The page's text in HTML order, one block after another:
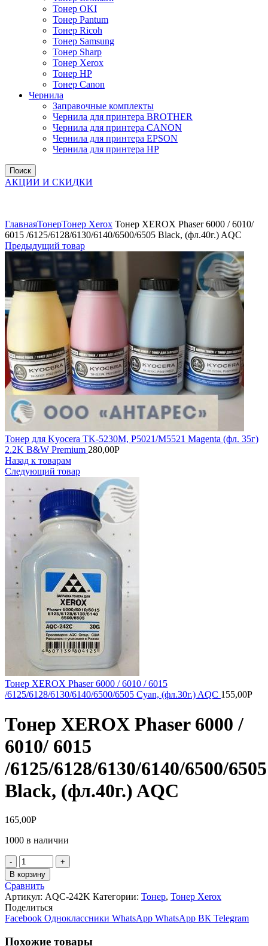
Тонер OKI
Тонер Pantum
Тонер Ricoh
Тонер Samsung
Тонер Sharp
Тонер Xerox
Тонер НР
Тонер Саnon
Чернила
Заправочные комплекты
Чернила для принтера BROTHER
Чернила для принтера CANON
Чернила для принтера EPSON
Чернила для принтера HP
Поиск
АКЦИИ И СКИДКИ
ГлавнаяТонерТонер Xerox Тонер XEROX Phaser 6000 / 6010/
6015 /6125/6128/6130/6140/6500/6505 Black, (фл.40г.) AQC
Предыдущий товар
Тонер для Kyocera TK-5230M, P5021/M5521 Magenta (фл. 35г)
2.2K B&W Premium 280,00Р
Назад к товарам
Следующий товар
Тонер XEROX Phaser 6000 / 6010 / 6015
/6125/6128/6130/6140/6500/6505 Cyan, (фл.30г.) AQC 155,00Р
Тонер XEROX Phaser 6000 /
6010/ 6015
/6125/6128/6130/6140/6500/6505
Black, (фл.40г.) AQC
165,00Р
1000 в наличии
Количество
товара
Тонер
XEROX
Phaser
6000
/
В корзину
Сравнить
Артикул: AQC-242K Категории: Тонер, Тонер Xerox
Поделиться
Facebook Одноклассники WhatsApp WhatsApp ВК Telegram
Похожие товары